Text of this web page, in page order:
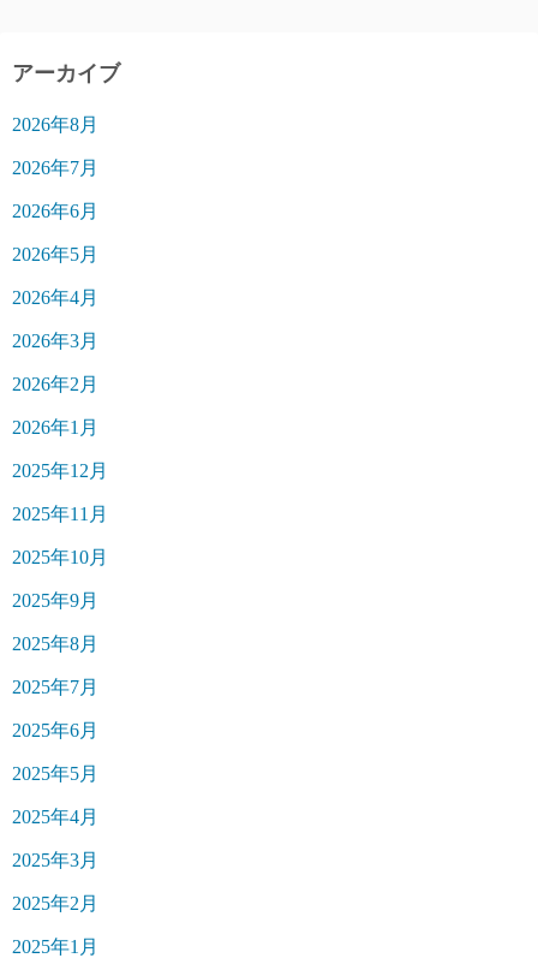
アーカイブ
2026年8月
2026年7月
2026年6月
2026年5月
2026年4月
2026年3月
2026年2月
2026年1月
2025年12月
2025年11月
2025年10月
2025年9月
2025年8月
2025年7月
2025年6月
2025年5月
2025年4月
2025年3月
2025年2月
2025年1月